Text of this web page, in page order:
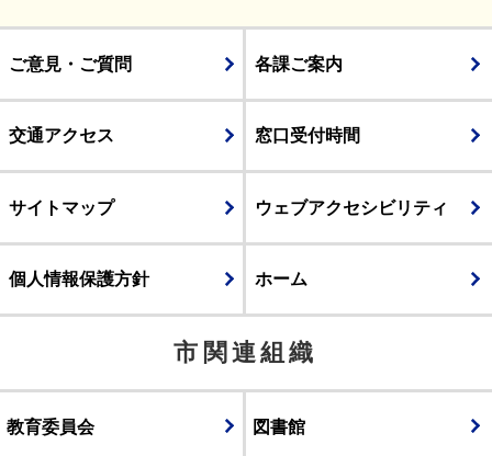
ご意見・ご質問 各課ご案内
交通アクセス 窓口受付時間
サイトマップ ウェブアクセシビリティ
個人情報保護方針 ホーム
市関連組織
教育委員会 図書館